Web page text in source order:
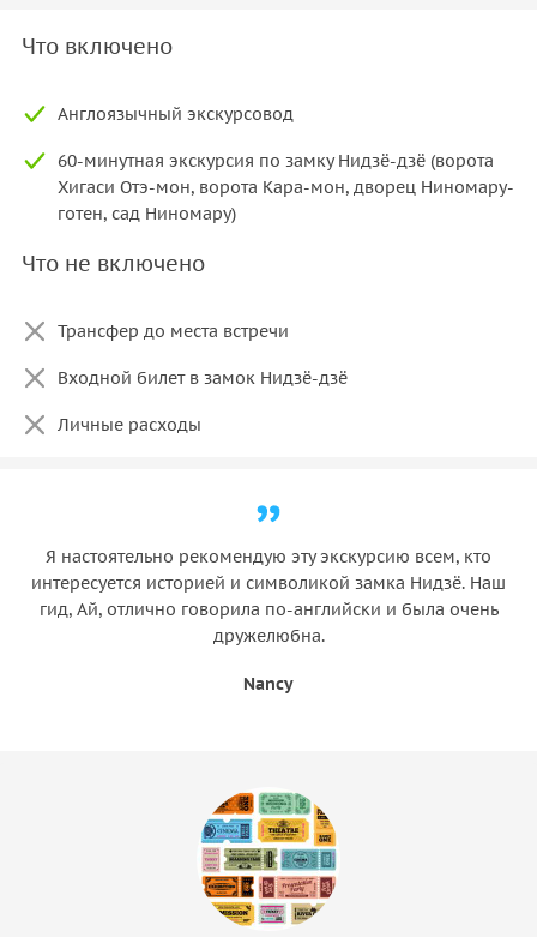
Что включено
Англоязычный экскурсовод
60-минутная экскурсия по замку Нидзё-дзё (ворота
Хигаси Отэ-мон, ворота Кара-мон, дворец Ниномару-
готен, сад Ниномару)
Что не включено
Трансфер до места встречи
Входной билет в замок Нидзё-дзё
Личные расходы
Я настоятельно рекомендую эту экскурсию всем, кто
интересуется историей и символикой замка Нидзё. Наш
гид, Ай, отлично говорила по-английски и была очень
дружелюбна.
Nancy